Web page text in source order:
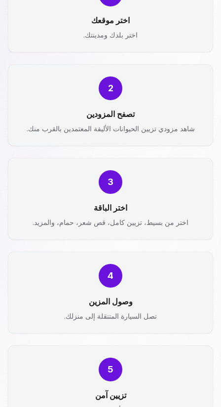
اختر موقعك
اختر بلدك ومدينتك.
2
تصفح المزودين
شاهد مزودي تزيين الحيوانات الأليفة المعتمدين بالقرب منك.
3
اختر الباقة
اختر من بسيط، تزيين كامل، قص شعر، حمام، والمزيد.
4
وصول المزين
تصل السيارة المتنقلة إلى منزلك.
5
تزيين آمن